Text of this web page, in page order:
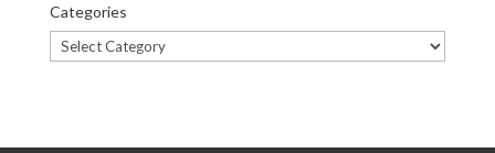
Categories
Categories